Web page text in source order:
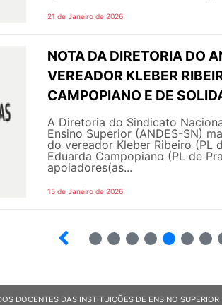
21 de Janeiro de 2026
NOTA DA DIRETORIA DO
VEREADOR KLEBER
CAMPOPIANO E DE
A Diretoria do Sindicato
Ensino Superior (ANDES-SN)
do vereador Kleber Ribeiro (PL
Eduarda Campopiano (PL de
apoiadores(as...
15 de Janeiro de 2026
DOCENTES DAS INSTITUIÇÕES DE ENSINO SUPERIOR